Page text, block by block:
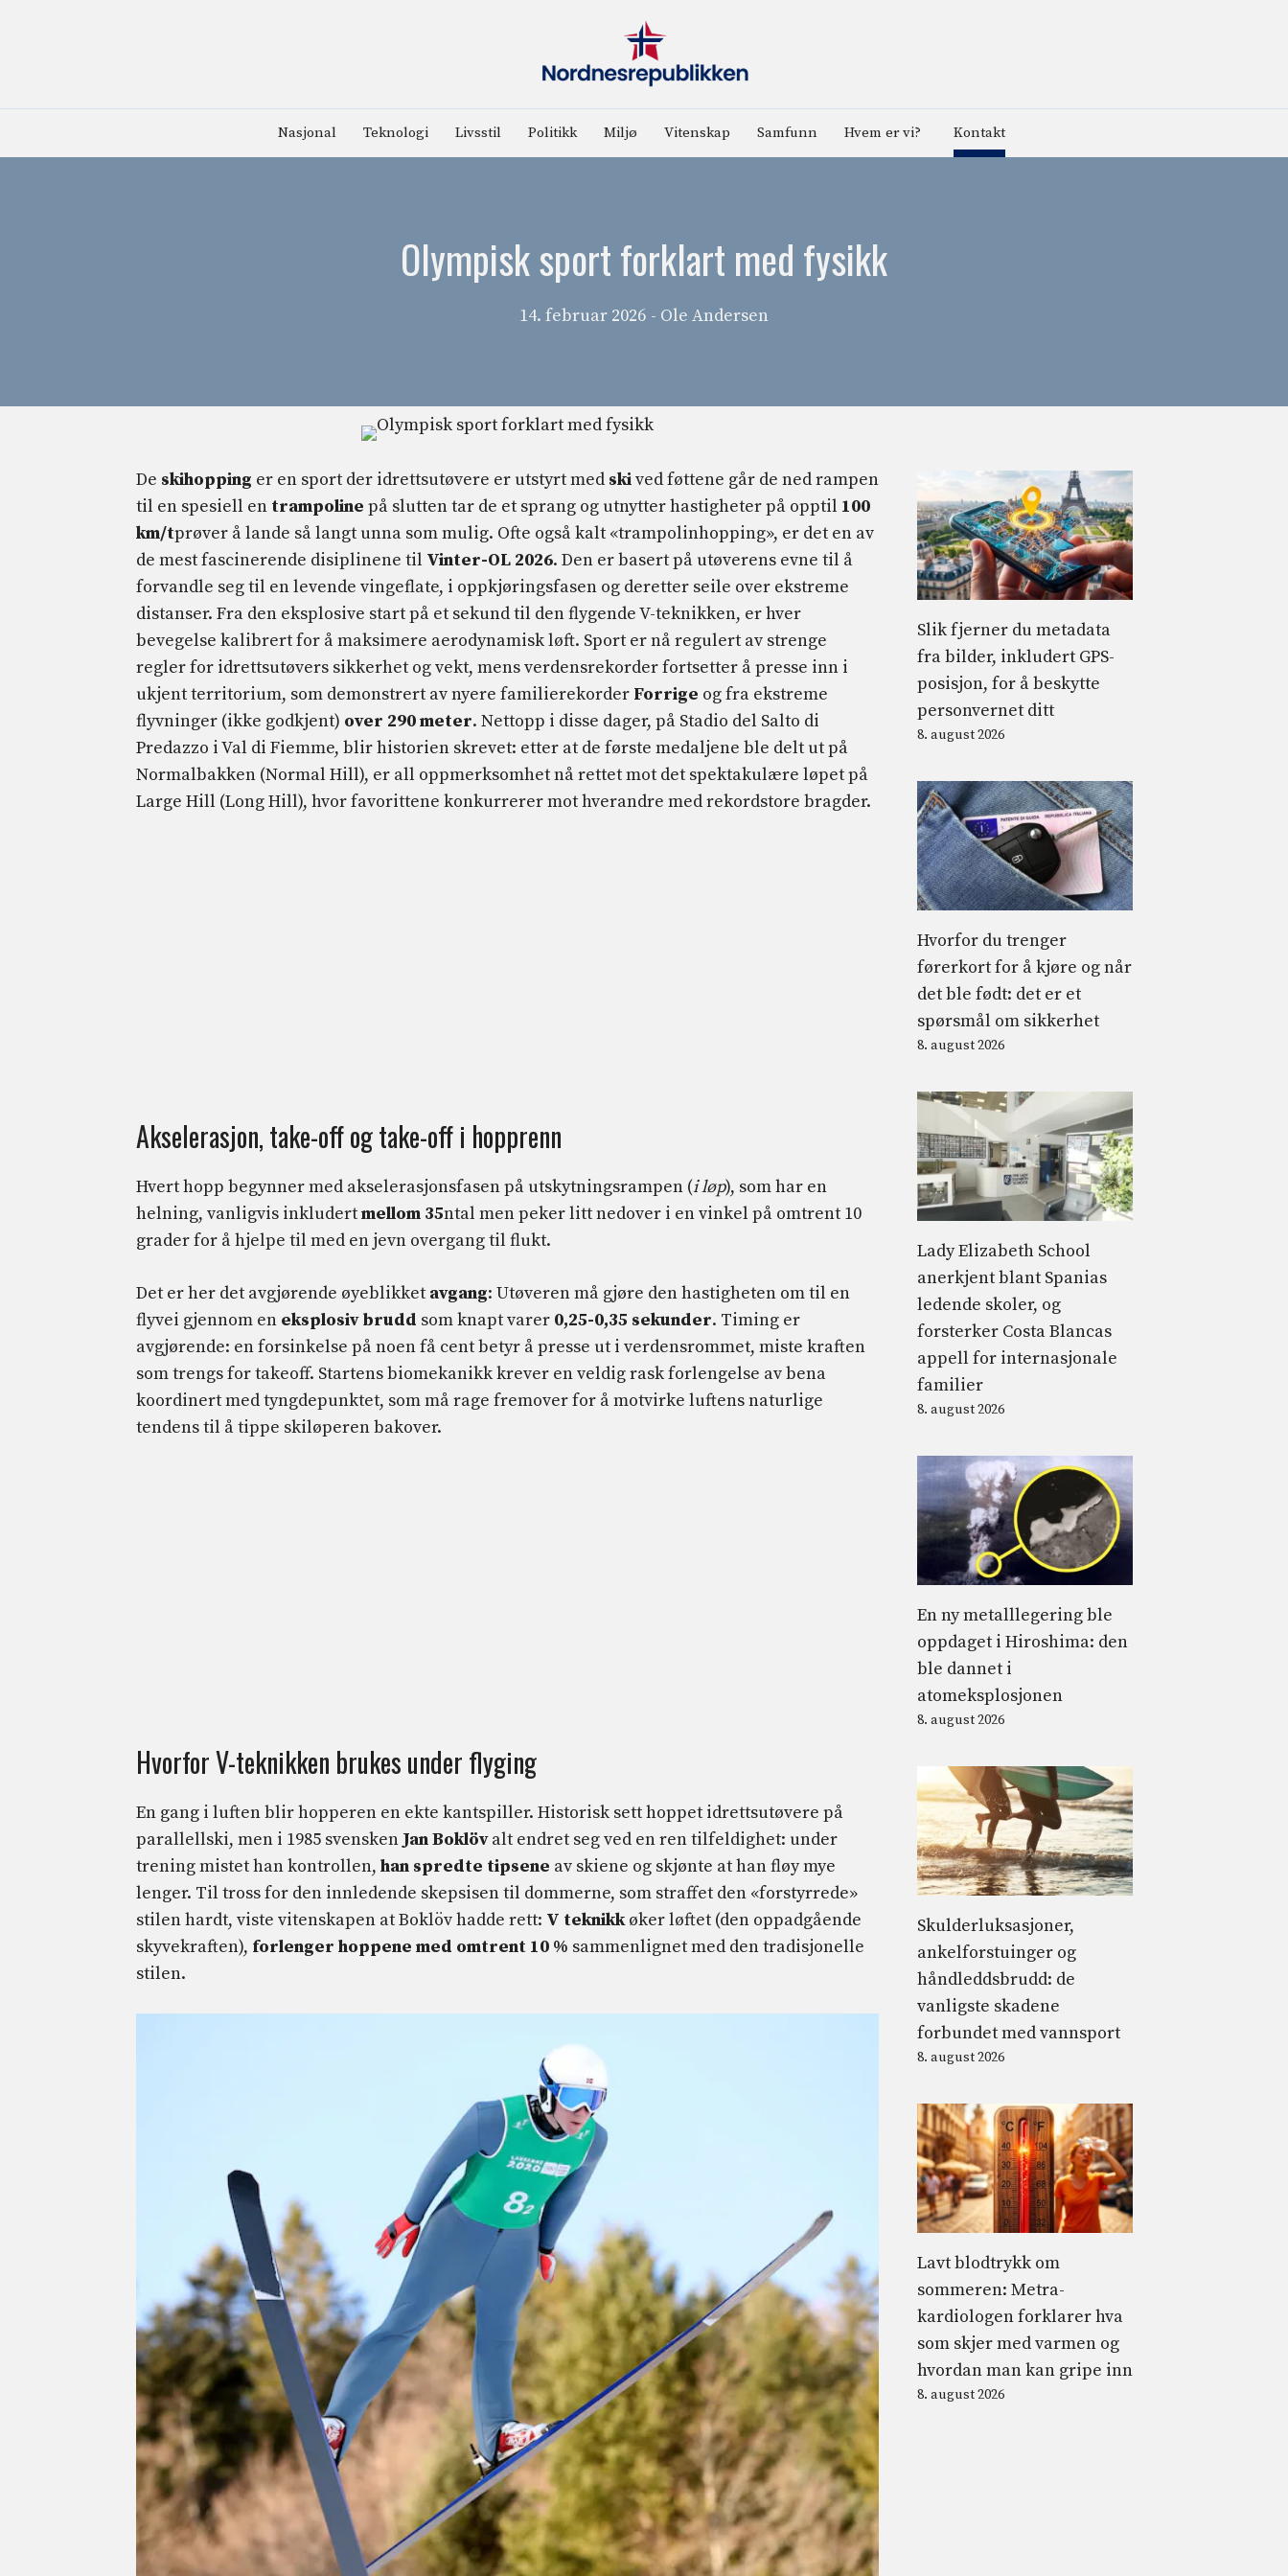
Nasjonal Teknologi Livsstil Politikk Miljø Vitenskap Samfunn Hvem er vi? Kontakt
Olympisk sport forklart med fysikk
14. februar 2026 - Ole Andersen
De skihopping er en sport der idrettsutøvere er utstyrt med skived føttene går de ned rampen
til en spesiell en trampoline på slutten tar de et sprang og utnytter hastigheter på opptil 100
km/tprøver å lande så langt unna som mulig. Ofte også kalt «trampolinhopping», er det en av
de mest fascinerende disiplinene til Vinter-OL 2026. Den er basert på utøverens evne til å
forvandle seg til en levende vingeflate, i oppkjøringsfasen og deretter seile over ekstreme
distanser. Fra den eksplosive start på et sekund til den flygende V-teknikken, er hver
bevegelse kalibrert for å maksimere aerodynamisk løft. Sport er nå regulert av strenge
regler for idrettsutøvers sikkerhet og vekt, mens verdensrekorder fortsetter å presse inn i
ukjent territorium, som demonstrert av nyere familierekorder Forrige og fra ekstreme
flyvninger (ikke godkjent) over 290 meter. Nettopp i disse dager, på Stadio del Salto di
Predazzo i Val di Fiemme, blir historien skrevet: etter at de første medaljene ble delt ut på
Normalbakken (Normal Hill), er all oppmerksomhet nå rettet mot det spektakulære løpet på
Large Hill (Long Hill), hvor favorittene konkurrerer mot hverandre med rekordstore bragder.
Akselerasjon, take-off og take-off i hopprenn
Hvert hopp begynner med akselerasjonsfasen på utskytningsrampen (i løp), som har en
helning, vanligvis inkludertmellom 35ntal men peker litt nedover i en vinkel på omtrent 10
grader for å hjelpe til med en jevn overgang til flukt.
Det er her det avgjørende øyeblikket avgang: Utøveren må gjøre den hastigheten om til en
flyvei gjennom en eksplosiv brudd som knapt varer 0,25-0,35 sekunder. Timing er
avgjørende: en forsinkelse på noen få cent betyr å presse ut i verdensrommet, miste kraften
som trengs for takeoff. Startens biomekanikk krever en veldig rask forlengelse av bena
koordinert med tyngdepunktet, som må rage fremover for å motvirke luftens naturlige
tendens til å tippe skiløperen bakover.
Hvorfor V-teknikken brukes under flyging
En gang i luften blir hopperen en ekte kantspiller. Historisk sett hoppet idrettsutøvere på
parallellski, men i 1985 svensken Jan Boklövalt endret seg ved en ren tilfeldighet: under
trening mistet han kontrollen, han spredte tipsene av skiene og skjønte at han fløy mye
lenger. Til tross for den innledende skepsisen til dommerne, som straffet den «forstyrrede»
stilen hardt, viste vitenskapen at Boklöv hadde rett: V teknikkøker løftet (den oppadgående
skyvekraften), forlenger hoppene med omtrent 10 % sammenlignet med den tradisjonelle
stilen.
Slik fjerner du metadata
fra bilder, inkludert GPS-
posisjon, for å beskytte
personvernet ditt
8. august 2026
Hvorfor du trenger
førerkort for å kjøre og når
det ble født: det er et
spørsmål om sikkerhet
8. august 2026
Lady Elizabeth School
anerkjent blant Spanias
ledende skoler, og
forsterker Costa Blancas
appell for internasjonale
familier
8. august 2026
En ny metalllegering ble
oppdaget i Hiroshima: den
ble dannet i
atomeksplosjonen
8. august 2026
Skulderluksasjoner,
ankelforstuinger og
håndleddsbrudd: de
vanligste skadene
forbundet med vannsport
8. august 2026
Lavt blodtrykk om
sommeren: Metra-
kardiologen forklarer hva
som skjer med varmen og
hvordan man kan gripe inn
8. august 2026